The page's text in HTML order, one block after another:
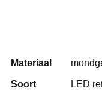
Materiaal
Soort
LED